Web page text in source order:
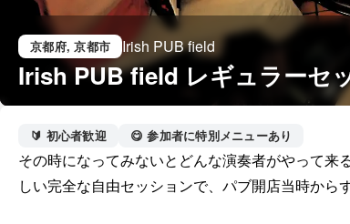
京都府, 京都市 Irish PUB field
Irish PUB field レギュラーセ
🔰 初心者歓迎 😋 参加者に特別メニューあり
その時になってみないとどんな演奏者がやって
しい完全な自由セッションで、パブ開店当時から